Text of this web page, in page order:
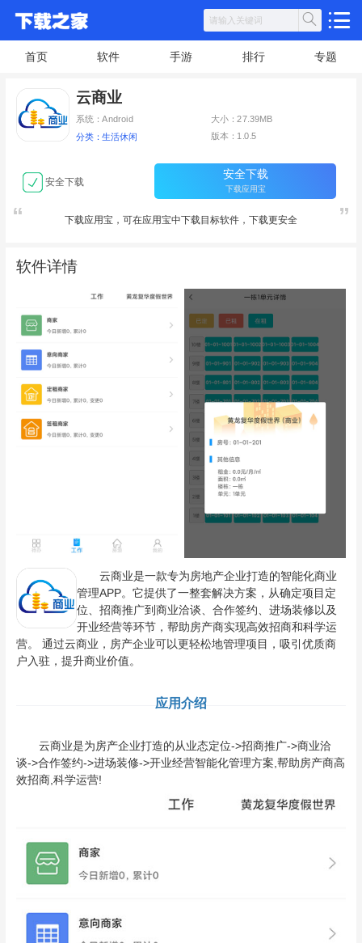
首页 软件 手游 排行 专题
云商业
系统：Android 大小：27.39MB
分类：生活休闲 版本：1.0.5
安全下载
安全下载
下载应用宝
下载应用宝，可在应用宝中下载目标软件，下载更安全
软件详情
云商业是一款专为房地产企业打造的智能化商业
管理APP。它提供了一整套解决方案，从确定项目定
位、招商推广到商业洽谈、合作签约、进场装修以及
开业经营等环节，帮助房产商实现高效招商和科学运
营。 通过云商业，房产企业可以更轻松地管理项目，吸引优质商
户入驻，提升商业价值。
应用介绍
云商业是为房产企业打造的从业态定位->招商推广->商业洽
谈->合作签约->进场装修->开业经营智能化管理方案,帮助房产商高
效招商,科学运营!